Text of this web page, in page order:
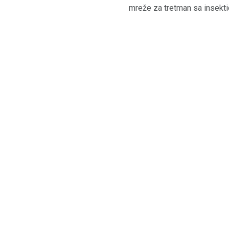
mreže za tretman sa